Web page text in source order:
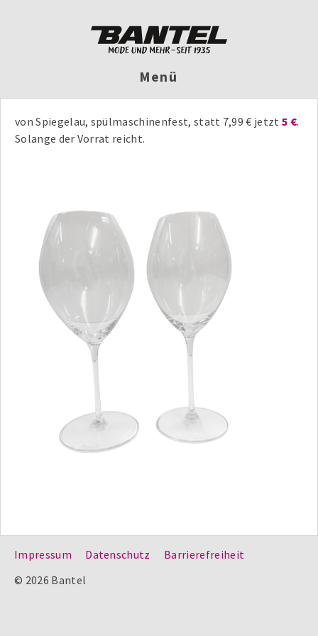
Menü
von Spiegelau, spülmaschinenfest, statt 7,99 € jetzt 5 €.
Solange der Vorrat reicht.
Impressum Datenschutz
Barrierefreiheit
© 2026 Bantel